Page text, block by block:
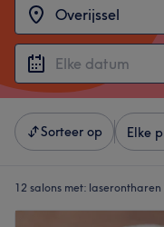
Sorteer op Elke
12 salons met: laserontharen